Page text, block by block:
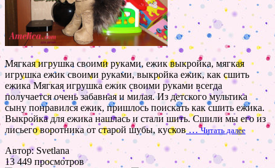
Мягкая игрушка своими руками, ежик выкройка, мягкая
игрушка ежик своими руками, выкройка ежик, как сшить
ежика Мягкая игрушка ежик своими руками всегда
получается очень забавная и милая. Из детского мультика
сыну понравился ежик, пришлось поискать как сшить ежика.
Выкройка для ежика нашлась и стали шить. Сшили мы его из
лисьего воротника от старой шубы, кусков…Читать далее
Автор: Svetlana
13 449 просмотров